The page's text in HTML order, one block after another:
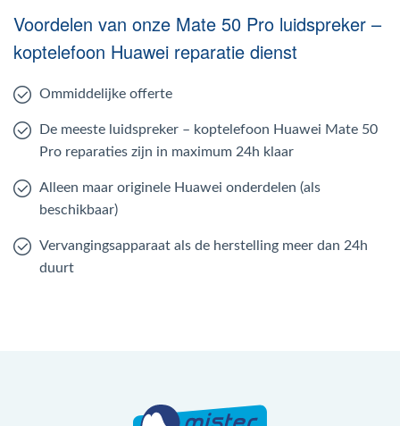
Voordelen van onze Mate 50 Pro luidspreker –
koptelefoon Huawei reparatie dienst
Ommiddelijke offerte
De meeste luidspreker – koptelefoon Huawei Mate 50
Pro reparaties zijn in maximum 24h klaar
Alleen maar originele Huawei onderdelen (als
beschikbaar)
Vervangingsapparaat als de herstelling meer dan 24h
duurt